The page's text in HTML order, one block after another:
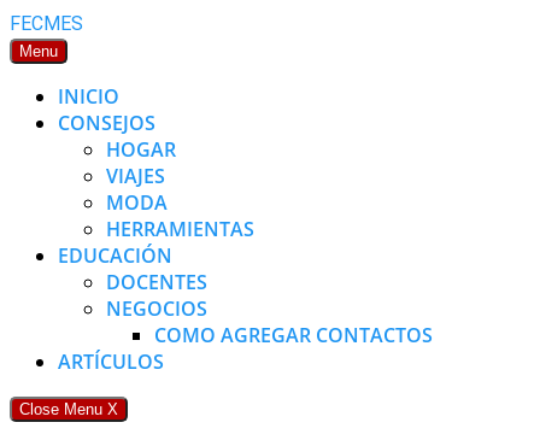
Skip
to
FECMES
Menu
INICIO
CONSEJOS
HOGAR
VIAJES
MODA
HERRAMIENTAS
EDUCACIÓN
DOCENTES
NEGOCIOS
COMO AGREGAR CONTACTOS
ARTÍCULOS
Close Menu X